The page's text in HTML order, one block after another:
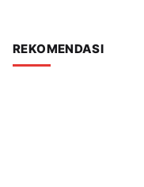
REKOMENDASI